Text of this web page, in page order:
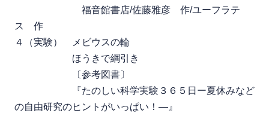
福音館書店/佐藤雅彦 作/ユーフラテ
ス 作
４（実験） メビウスの輪
ほうきで綱引き
〔参考図書〕
『たのしい科学実験３６５日ー夏休みなど
の自由研究のヒントがいっぱい！―』